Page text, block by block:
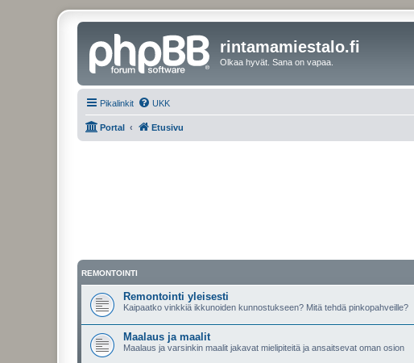
rintamamiestalo.fi
Olkaa hyvät. Sana on vapaa.
Pikalinkit UKK
Portal Etusivu
REMONTOINTI
Remontointi yleisesti
Kaipaatko vinkkiä ikkunoiden kunnostukseen? Mitä tehdä pinkopahveille?
Maalaus ja maalit
Maalaus ja varsinkin maalit jakavat mielipiteitä ja ansaitsevat oman osion